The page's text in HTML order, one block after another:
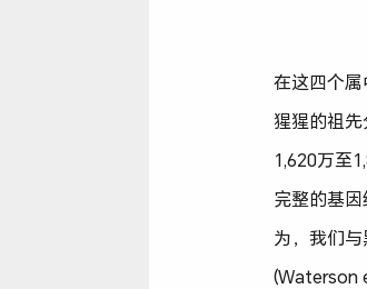
在这四个
猩猩的祖
1,620万至
完整的基
为，我们
(Waterson